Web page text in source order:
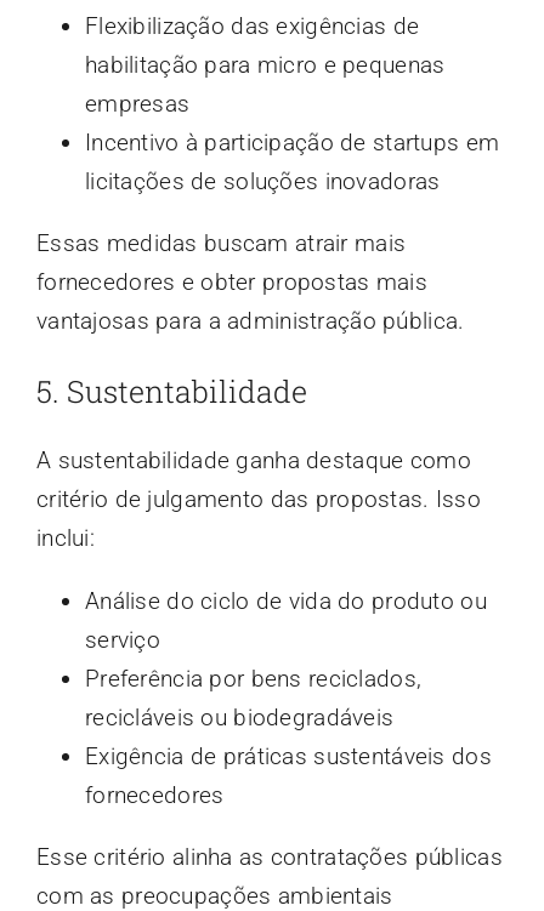
Flexibilização das exigências de
habilitação para micro e pequenas
empresas
Incentivo à participação de startups em
licitações de soluções inovadoras
Essas medidas buscam atrair mais
fornecedores e obter propostas mais
vantajosas para a administração pública.
5. Sustentabilidade
A sustentabilidade ganha destaque como
critério de julgamento das propostas. Isso
inclui:
Análise do ciclo de vida do produto ou
serviço
Preferência por bens reciclados,
recicláveis ou biodegradáveis
Exigência de práticas sustentáveis dos
fornecedores
Esse critério alinha as contratações públicas
com as preocupações ambientais